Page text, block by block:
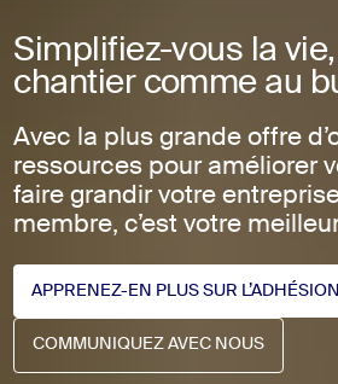
Simplifiez-vous la
chantier comme au
Avec la plus grande offre
ressources pour améliorer
faire grandir votre
membre, c’est votre
APPRENEZ-EN PLUS SUR L’ADHÉSION
APPRENEZ-EN PLUS SUR L’ADHÉSION
COMMUNIQUEZ AVEC NOUS